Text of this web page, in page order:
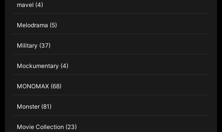
mavel (4)
Melodrama (5)
Military (37)
Mockumentary (4)
MONOMAX (68)
Monster(81)
Movie Collection (23)